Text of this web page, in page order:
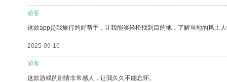
游客
这款app是我旅行的好帮手，让我能够轻松找到目的地，了解当地的风土
2025-09-16
游客
这款游戏的剧情非常感人，让我久久不能忘怀。